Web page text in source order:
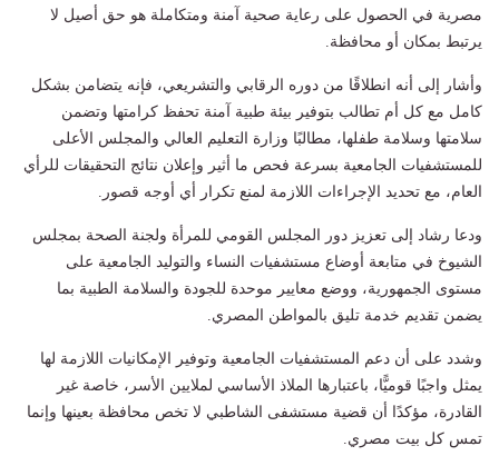
مصرية في الحصول على رعاية صحية آمنة ومتكاملة هو حق أصيل لا
يرتبط بمكان أو محافظة.
وأشار إلى أنه انطلاقًا من دوره الرقابي والتشريعي، فإنه يتضامن بشكل
كامل مع كل أم تطالب بتوفير بيئة طبية آمنة تحفظ كرامتها وتضمن
سلامتها وسلامة طفلها، مطالبًا وزارة التعليم العالي والمجلس الأعلى
للمستشفيات الجامعية بسرعة فحص ما أثير وإعلان نتائج التحقيقات للرأي
العام، مع تحديد الإجراءات اللازمة لمنع تكرار أي أوجه قصور.
ودعا رشاد إلى تعزيز دور المجلس القومي للمرأة ولجنة الصحة بمجلس
الشيوخ في متابعة أوضاع مستشفيات النساء والتوليد الجامعية على
مستوى الجمهورية، ووضع معايير موحدة للجودة والسلامة الطبية بما
يضمن تقديم خدمة تليق بالمواطن المصري.
وشدد على أن دعم المستشفيات الجامعية وتوفير الإمكانيات اللازمة لها
يمثل واجبًا قوميًّا، باعتبارها الملاذ الأساسي لملايين الأسر، خاصة غير
القادرة، مؤكدًا أن قضية مستشفى الشاطبي لا تخص محافظة بعينها وإنما
تمس كل بيت مصري.